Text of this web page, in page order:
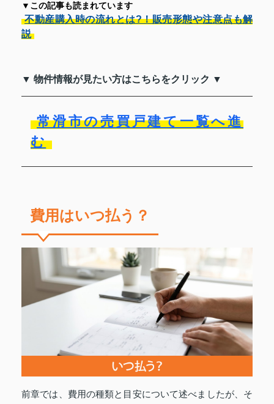
▼この記事も読まれています
不動産購入時の流れとは?！販売形態や注意点も解
説
▼ 物件情報が見たい方はこちらをクリック ▼
常滑市の売買戸建て一覧へ進
む
費用はいつ払う？
前章では、費用の種類と目安について述べましたが、そ